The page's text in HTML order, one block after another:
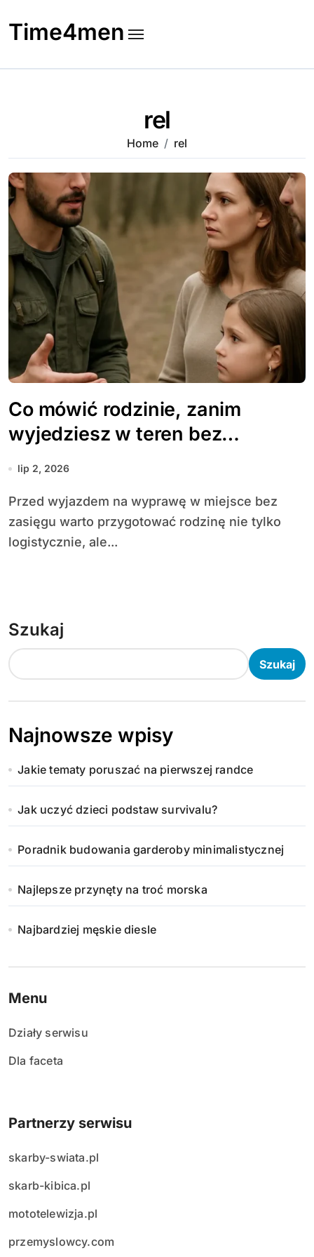
to
content
Time4men
rel
Home rel
Co mówić rodzinie, zanim
wyjedziesz w teren bez
zasięgu?
lip 2, 2026
Przed wyjazdem na wyprawę w miejsce bez
zasięgu warto przygotować rodzinę nie tylko
logistycznie, ale...
Szukaj
Szukaj
Najnowsze wpisy
Jakie tematy poruszać na pierwszej randce
Jak uczyć dzieci podstaw survivalu?
Poradnik budowania garderoby minimalistycznej
Najlepsze przynęty na troć morska
Najbardziej męskie diesle
Menu
Działy serwisu
Dla faceta
Partnerzy serwisu
skarby-swiata.pl
skarb-kibica.pl
mototelewizja.pl
przemyslowcy.com